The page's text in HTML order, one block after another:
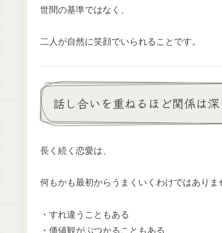
世間の基準ではなく、
二人が自然に笑顔でいられることです。
話し合いを重ねるほど関係は
長く続く恋愛は、
何もかも最初からうまくいくわけではありま
・すれ違うこともある
・価値観がぶつかることもある